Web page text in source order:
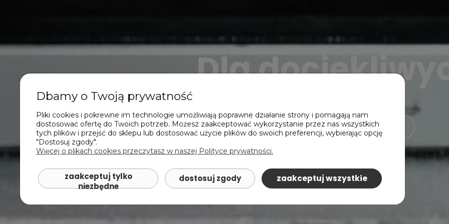
Dla
sprawdzam
Dbamy o Twoją prywatność
Pliki cookies i pokrewne im technologie umożliwiają poprawne działanie strony i pomagają nam
dostosować ofertę do Twoich potrzeb. Możesz zaakceptować wykorzystanie przez nas wszystkich
tych plików i przejść do sklepu lub dostosować użycie plików do swoich preferencji, wybierając opcję
"Dostosuj zgody".
Więcej o plikach cookies przeczytasz w naszej Polityce prywatności.
zaakceptuj tylko
niezbędne
dostosuj zgody zaakceptuj wszystkie